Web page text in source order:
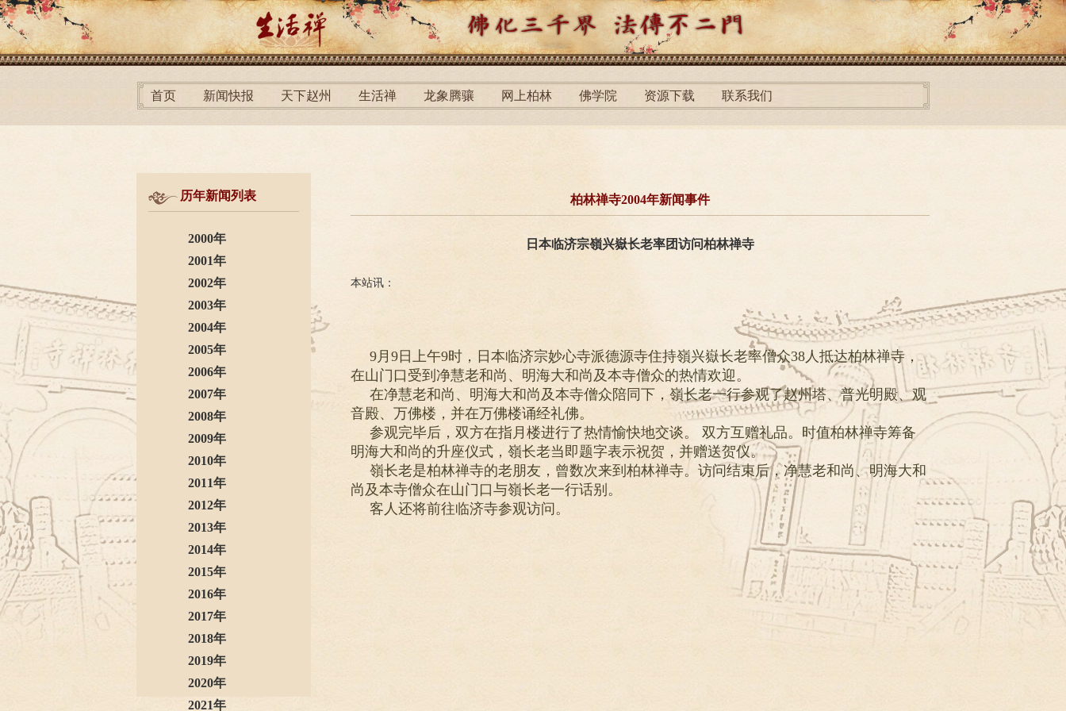
首页 新闻快报 天下赵州 生活禅 龙象腾骧 网上柏林 佛学院 资源下载 联系我们
历年新闻列表
2000年
2001年
2002年
2003年
2004年
2005年
2006年
2007年
2008年
2009年
2010年
2011年
2012年
2013年
2014年
2015年
2016年
2017年
2018年
2019年
2020年
2021年
柏林禅寺2004年新闻事件
日本临济宗嶺兴嶽长老率团访问柏林禅寺
本站讯：
9月9日上午9时，日本临济宗妙心寺派德源寺住持嶺兴嶽长老率僧众38人抵达柏林禅寺，
在山门口受到净慧老和尚、明海大和尚及本寺僧众的热情欢迎。
在净慧老和尚、明海大和尚及本寺僧众陪同下，嶺长老一行参观了赵州塔、普光明殿、观
音殿、万佛楼，并在万佛楼诵经礼佛。
参观完毕后，双方在指月楼进行了热情愉快地交谈。 双方互赠礼品。时值柏林禅寺筹备
明海大和尚的升座仪式，嶺长老当即题字表示祝贺，并赠送贺仪。
嶺长老是柏林禅寺的老朋友，曾数次来到柏林禅寺。访问结束后，净慧老和尚、明海大和
尚及本寺僧众在山门口与嶺长老一行话别。
客人还将前往临济寺参观访问。